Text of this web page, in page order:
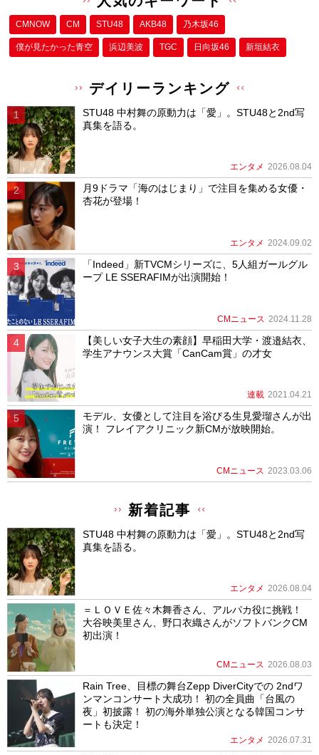
CMNOW CM STU48 AKB48 乃木坂46
僕が⾒たかった⻘空 浜辺美波 TGC 日向坂46 新垣結衣
デイリーランキング
STU48 中村舞の原動力は「愛」。STU48と2nd写
真集を語る。
エンタメ 2026.08.04
月9ドラマ「海のはじまり」で注目を集める女優・
杏花が登場！
エンタメ 2024.09.02
「Indeed」新TVCMシリーズに、5人組ガールグル
ープ LE SSERAFIMが出演開始！
CMニュース 2024.11.28
【美しい女子大生の素顔】早稲田大学・渡邉結衣、
学生アナウンス大賞「CanCam賞」の才女
連載 2021.04.21
モデル、女優として注目を浴びる生見愛瑠さんが出
演！ フレイアクリニック新CMが放映開始。
CMニュース 2023.03.06
新着記事
STU48 中村舞の原動力は「愛」。STU48と2nd写
真集を語る。
エンタメ 2026.08.04
＝ＬＯＶＥ佐々木舞香さん、アルパカ役に挑戦！
大谷映美里さん、野口衣織さんがソフトバンクCM
初出演！
CMニュース 2026.08.03
Rain Tree、目標の舞台Zepp DiverCityでの 2ndワ
ンマンコンサート大成功！ 初の全員曲「台風の
夜」初披露！ 初の海外単独公演となる韓国コンサ
ートも決定！
エンタメ 2026.07.31